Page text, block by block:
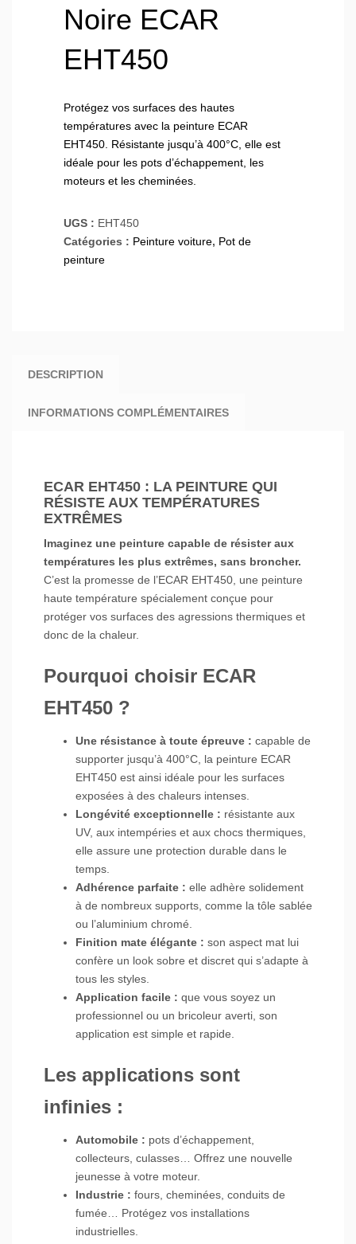
Noire ECAR
EHT450
Protégez vos surfaces des hautes
températures avec la peinture ECAR
EHT450. Résistante jusqu’à 400°C, elle est
idéale pour les pots d’échappement, les
moteurs et les cheminées.
UGS : EHT450
Catégories : Peinture voiture, Pot de
peinture
DESCRIPTION
INFORMATIONS COMPLÉMENTAIRES
ECAR EHT450 : LA PEINTURE QUI
RÉSISTE AUX TEMPÉRATURES
EXTRÊMES
Imaginez une peinture capable de résister aux
températures les plus extrêmes, sans broncher.
C’est la promesse de l’ECAR EHT450, une peinture
haute température spécialement conçue pour
protéger vos surfaces des agressions thermiques et
donc de la chaleur.
Pourquoi choisir ECAR
EHT450 ?
Une résistance à toute épreuve : capable de
supporter jusqu’à 400°C, la peinture ECAR
EHT450 est ainsi idéale pour les surfaces
exposées à des chaleurs intenses.
Longévité exceptionnelle : résistante aux
UV, aux intempéries et aux chocs thermiques,
elle assure une protection durable dans le
temps.
Adhérence parfaite : elle adhère solidement
à de nombreux supports, comme la tôle sablée
ou l’aluminium chromé.
Finition mate élégante : son aspect mat lui
confère un look sobre et discret qui s’adapte à
tous les styles.
Application facile : que vous soyez un
professionnel ou un bricoleur averti, son
application est simple et rapide.
Les applications sont
infinies :
Automobile : pots d’échappement,
collecteurs, culasses… Offrez une nouvelle
jeunesse à votre moteur.
Industrie : fours, cheminées, conduits de
fumée… Protégez vos installations
industrielles.